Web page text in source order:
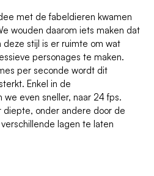
met de fabeldieren kwamen
wouden daarom iets maken dat
stijl is er ruimte om wat
personages te maken.
per seconde wordt dit
Enkel in de
even sneller, naar 24 fps.
diepte, onder andere door de
lagen te laten